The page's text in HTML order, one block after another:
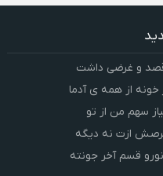
و غرضی داشت
از همه ی آدما
سهم من از تو
ازت نه دیگه
قسم آخر جونته